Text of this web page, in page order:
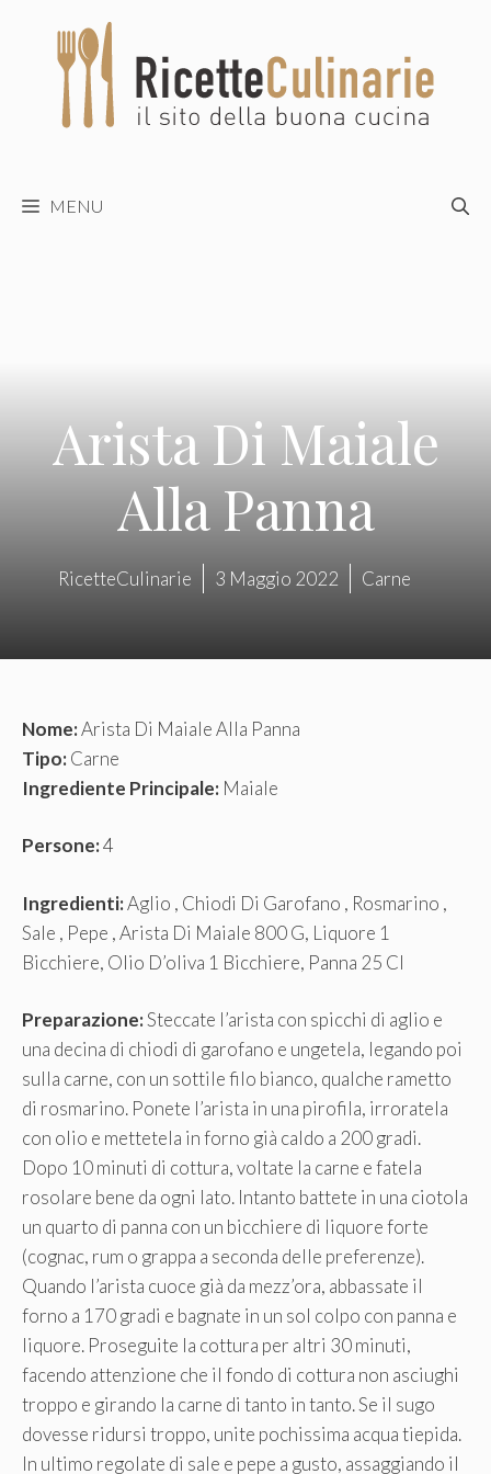
contenuto
MENU
Arista Di Maiale
Alla Panna
RicetteCulinarie 3 Maggio 2022 Carne
Nome:Arista Di Maiale Alla Panna
Tipo:Carne
Ingrediente Principale: Maiale
Persone:4
Ingredienti:Aglio , Chiodi Di Garofano , Rosmarino ,
Sale , Pepe , Arista Di Maiale 800 G, Liquore 1
Bicchiere, Olio D’oliva 1 Bicchiere, Panna 25 Cl
Preparazione:Steccate l’arista con spicchi di aglio e
una decina di chiodi di garofano e ungetela, legando poi
sulla carne, con un sottile filo bianco, qualche rametto
di rosmarino. Ponete l’arista in una pirofila, irroratela
con olio e mettetela in forno già caldo a 200 gradi.
Dopo 10 minuti di cottura, voltate la carne e fatela
rosolare bene da ogni lato. Intanto battete in una ciotola
un quarto di panna con un bicchiere di liquore forte
(cognac, rum o grappa a seconda delle preferenze).
Quando l’arista cuoce già da mezz’ora, abbassate il
forno a 170 gradi e bagnate in un sol colpo con panna e
liquore. Proseguite la cottura per altri 30 minuti,
facendo attenzione che il fondo di cottura non asciughi
troppo e girando la carne di tanto in tanto. Se il sugo
dovesse ridursi troppo, unite pochissima acqua tiepida.
In ultimo regolate di sale e pepe a gusto, assaggiando il